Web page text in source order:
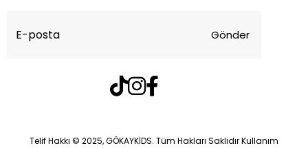
Gönder
Telif Hakkı © 2025, GÖKAYKİDS. Tüm Hakları Saklıdır Kullanım